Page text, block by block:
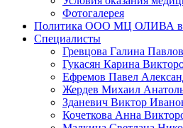
Фотогалерея
Политика ООО МЦ ОЛИВА в
Специалисты
Гревцова Галина
Гукасян Карина
Ефремов Павел
Жердев Михаил
Зданевич Виктор
Кочеткова Анна